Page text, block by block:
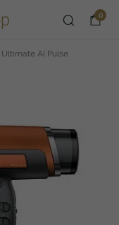
0
Ultimate AI Pulse